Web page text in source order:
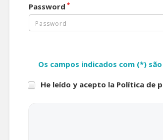
Password *
Os campos indicados com (*)
He leído y acepto la Política de